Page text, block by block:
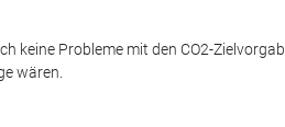
keine Probleme mit den CO2-
wären.